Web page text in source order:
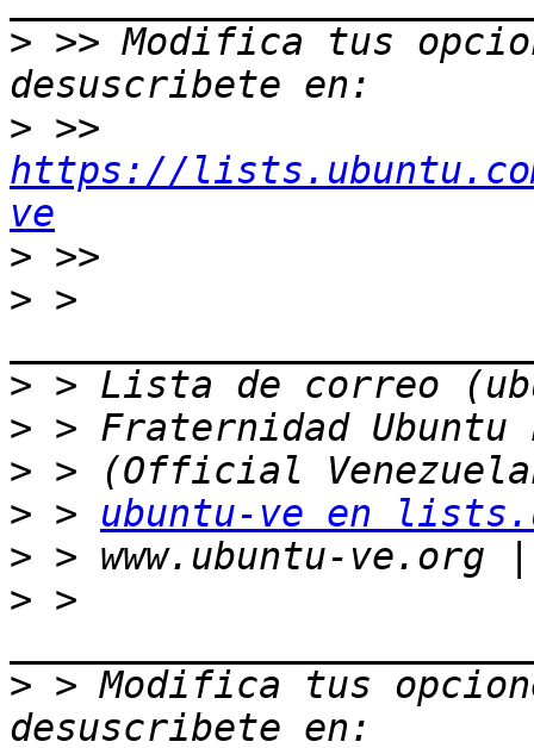
> >> Modifica tus
>
https://
ve
>
> >
>
>
>
> > ubuntu-ve en
>
> >
> > Modifica tus